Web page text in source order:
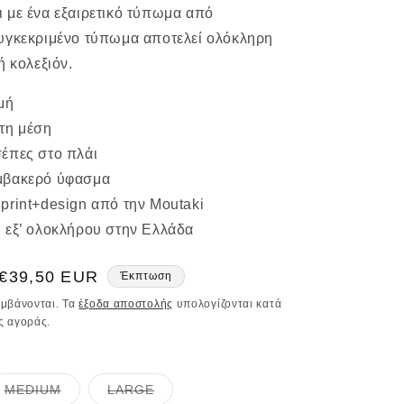
με ένα εξαιρετικό τύπωμα από
τύπωμα αποτελεί ολόκληρη
κολεξιόν.
μέση
στο πλάι
ύφασμα
από την Moutaki
εξ’ ολοκλήρου στην Ελλάδα
EUR Έκπτωση
Ταέξοδα αποστολής υπολογίζονται κατά
αγοράς.
MEDIUMΗ
LARGEΗ